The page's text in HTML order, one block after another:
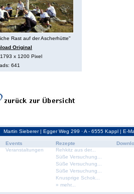
Rast auf der Ascherhütte"
Original
x 1200 Pixel
641
Martin Sieberer | Egger Weg 299 · A - 6555 Kappl | E-
Events
Veranstaltungen
Rezepte
Rehkitz aus der...
Süße Versuchung...
Süße Versuchung...
Süße Versuchung...
Knusprige Schok...
» mehr...